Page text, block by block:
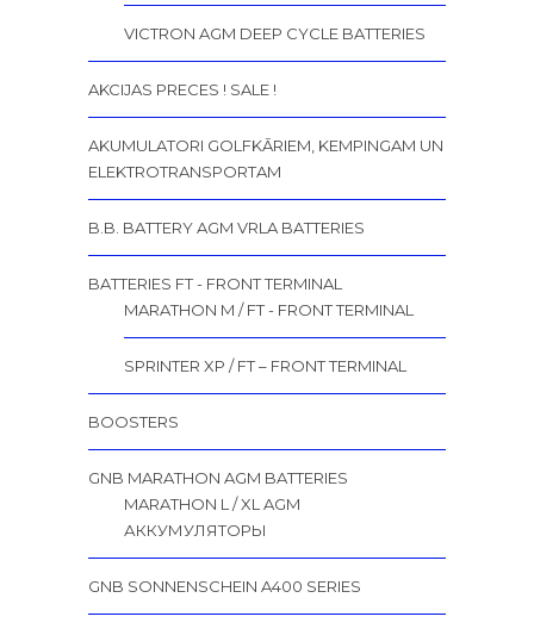
VICTRON AGM DEEP CYCLE BATTERIES
AKCIJAS PRECES ! SALE !
AKUMULATORI GOLFKĀRIEM, KEMPINGAM UN
ELEKTROTRANSPORTAM
B.B. BATTERY AGM VRLA BATTERIES
BATTERIES FT - FRONT TERMINAL
MARATHON M / FT - FRONT TERMINAL
SPRINTER XP / FT – FRONT TERMINAL
BOOSTERS
GNB MARATHON AGM BATTERIES
MARATHON L / XL AGM
АККУМУЛЯТОРЫ
GNB SONNENSCHEIN A400 SERIES